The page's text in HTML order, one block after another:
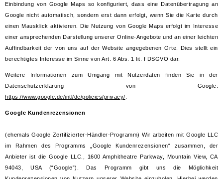
Einbindung von Google Maps so konfiguriert, dass eine Datenübertragung an
Google nicht automatisch, sondern erst dann erfolgt, wenn Sie die Karte durch
einen Mausklick aktivieren. Die Nutzung von Google Maps erfolgt im Interesse
einer ansprechenden Darstellung unserer Online-Angebote und an einer leichten
Auffindbarkeit der von uns auf der Website angegebenen Orte. Dies stellt ein
berechtigtes Interesse im Sinne von Art. 6 Abs. 1 lit. f DSGVO dar.
Weitere Informationen zum Umgang mit Nutzerdaten finden Sie in der
Datenschutzerklärung von Google:
https://www.google.de/intl/de/policies/privacy/
Google Kundenrezensionen
(ehemals Google Zertifizierter-Händler-Programm) Wir arbeiten mit Google LLC
im Rahmen des Programms „Google Kundenrezensionen“ zusammen, der
Anbieter ist die Google LLC., 1600 Amphitheatre Parkway, Mountain View, CA
94043, USA (“Google”). Das Programm gibt uns die Möglichkeit